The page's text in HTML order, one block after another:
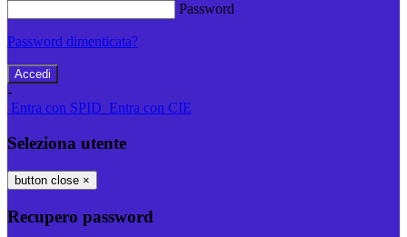
Password
Password dimenticata?
-
Entra con SPID Entra con CIE
Seleziona utente
button close ×
Recupero password